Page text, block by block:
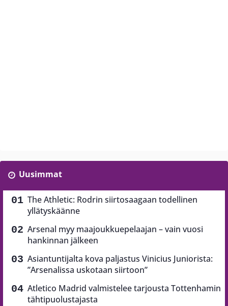
Uusimmat
The Athletic: Rodrin siirtosaagaan todellinen
yllätyskäänne
Arsenal myy maajoukkuepelaajan – vain vuosi
hankinnan jälkeen
Asiantuntijalta kova paljastus Vinicius Juniorista:
”Arsenalissa uskotaan siirtoon”
Atletico Madrid valmistelee tarjousta Tottenhamin
tähtipuolustajasta